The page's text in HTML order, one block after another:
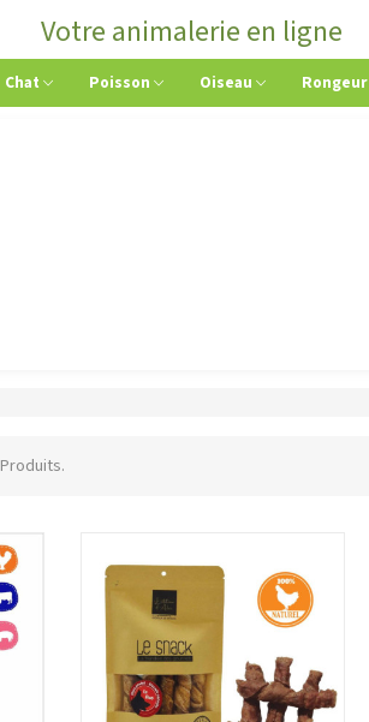
Votre animalerie en ligne
Chat Poisson Oiseau Rongeur